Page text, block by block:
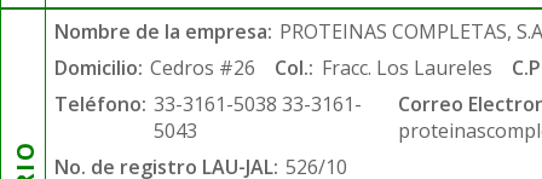
Nombre de la empresa: PROTEINAS COMPLETAS,
Domicilio: Cedros #26 Col.: Fracc. Los Laureles
Teléfono: 33-3161-5038 33-3161-
5043
Correo
No. de registro LAU-JAL: 526/10